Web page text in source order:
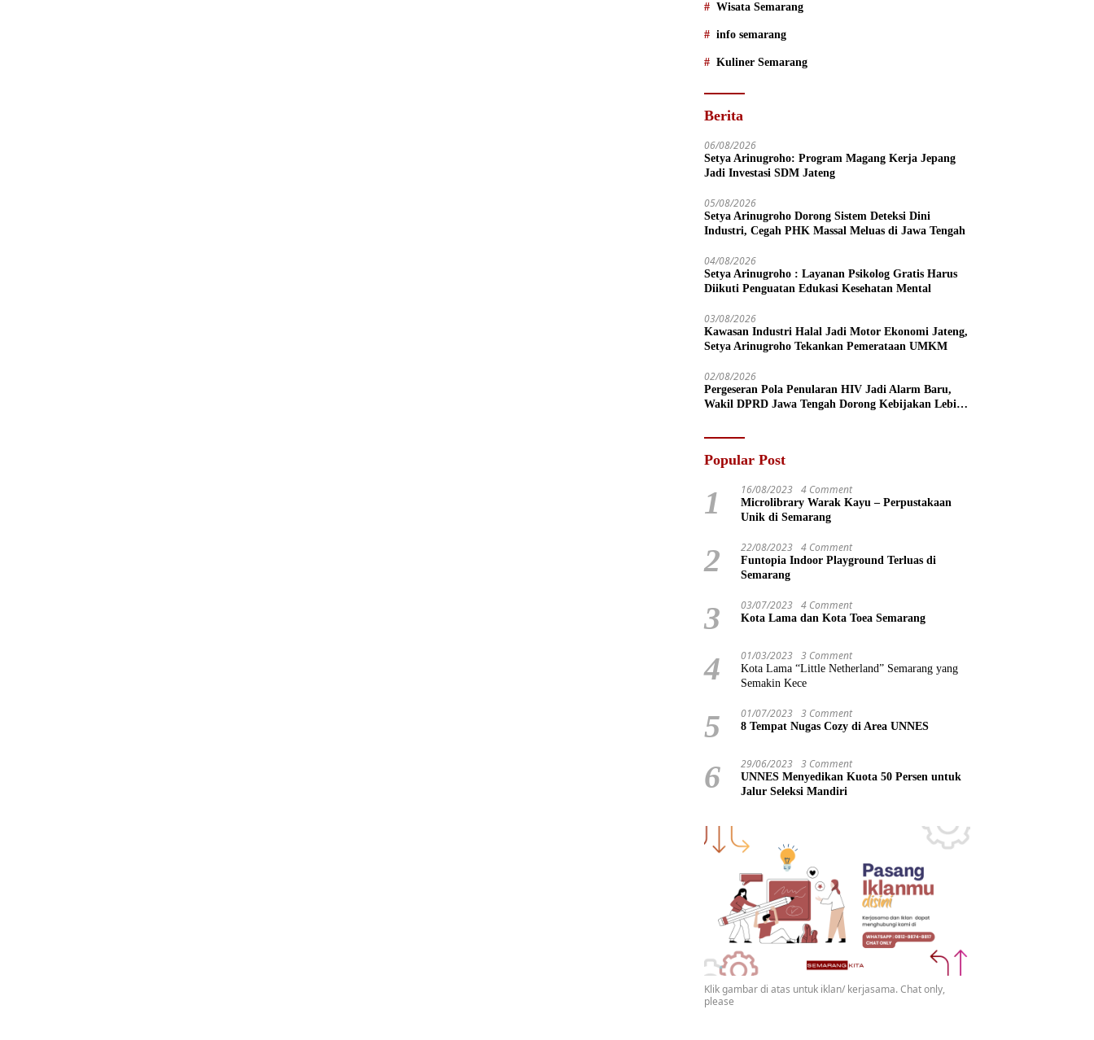
Wisata Semarang
info semarang
Kuliner Semarang
Berita
06/08/2026
Setya Arinugroho: Program Magang Kerja Jepang
Jadi Investasi SDM Jateng
05/08/2026
Setya Arinugroho Dorong Sistem Deteksi Dini
Industri, Cegah PHK Massal Meluas di Jawa Tengah
04/08/2026
Setya Arinugroho : Layanan Psikolog Gratis Harus
Diikuti Penguatan Edukasi Kesehatan Mental
03/08/2026
Kawasan Industri Halal Jadi Motor Ekonomi Jateng,
Setya Arinugroho Tekankan Pemerataan UMKM
02/08/2026
Pergeseran Pola Penularan HIV Jadi Alarm Baru,
Wakil DPRD Jawa Tengah Dorong Kebijakan Lebih
Popular Post
1 16/08/2023 4 Comment
Microlibrary Warak Kayu – Perpustakaan
Unik di Semarang
2 22/08/2023 4 Comment
Funtopia Indoor Playground Terluas di
Semarang
3 03/07/2023 4 Comment
Kota Lama dan Kota Toea Semarang
4 01/03/2023 3 Comment
Kota Lama “Little Netherland” Semarang yang
Semakin Kece
5 01/07/2023 3 Comment
8 Tempat Nugas Cozy di Area UNNES
6 29/06/2023 3 Comment
UNNES Menyedikan Kuota 50 Persen untuk
Jalur Seleksi Mandiri
Klik gambar di atas untuk iklan/ kerjasama. Chat only,
please